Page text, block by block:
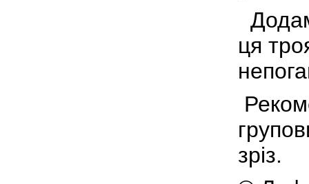
ця
зріз.